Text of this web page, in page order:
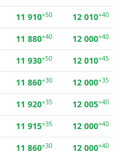
11 910+50 12 010+40
11 880+40 12 000+40
11 930+50 12 010+45
11 860+30 12 000+35
11 920+35 12 005+40
11 915+35 12 000+40
11 860+30 12 000+40